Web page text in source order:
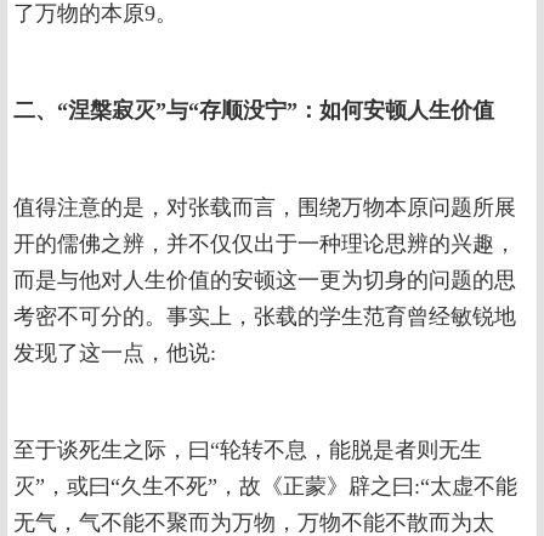
了万物的本原9。
二、“涅槃寂灭”与“存顺没宁”：如何安顿人生价值
值得注意的是，对张载而言，围绕万物本原问题所展
开的儒佛之辨，并不仅仅出于一种理论思辨的兴趣，
而是与他对人生价值的安顿这一更为切身的问题的思
考密不可分的。事实上，张载的学生范育曾经敏锐地
发现了这一点，他说:
至于谈死生之际，曰“轮转不息，能脱是者则无生
灭”，或曰“久生不死”，故《正蒙》辟之曰:“太虚不能
无气，气不能不聚而为万物，万物不能不散而为太